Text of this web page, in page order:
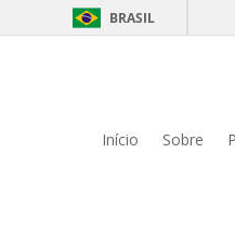
BRASIL
Início Sobre